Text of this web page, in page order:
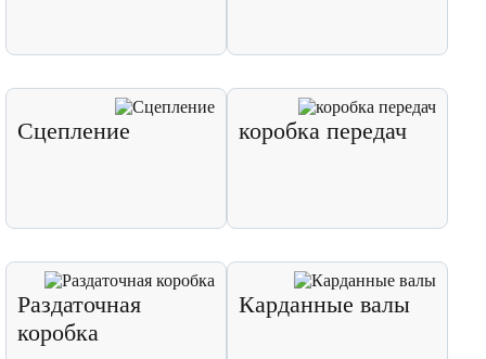
Сцепление коробка передач
Раздаточная
коробка
Карданные валы